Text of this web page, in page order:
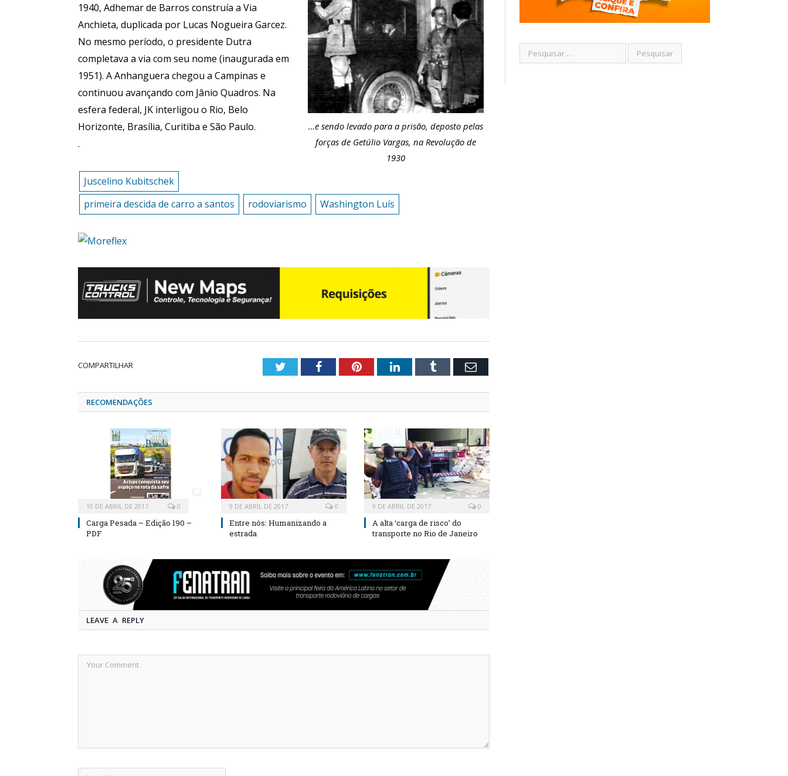
…e sendo levado para a prisão, deposto pelas
forças de Getúlio Vargas, na Revolução de
1930
1940, Adhemar de Barros construía a Via
Anchieta, duplicada por Lucas Nogueira Garcez.
No mesmo período, o presidente Dutra
completava a via com seu nome (inaugurada em
1951). A Anhanguera chegou a Campinas e
continuou avançando com Jânio Quadros. Na
esfera federal, JK interligou o Rio, Belo
Horizonte, Brasília, Curitiba e São Paulo.
.
Juscelino Kubitschek
primeira descida de carro a santos
rodoviarismo Washington Luís
COMPARTILHAR TwitterFacebookPinterestLinkedInTumblr Email
RECOMENDAÇÕES
10 DE ABRIL DE 2017 0
Carga Pesada – Edição 190 –
PDF
9 DE ABRIL DE 2017 0
Entre nós: Humanizando a
estrada
9 DE ABRIL DE 2017 0
A alta ‘carga de risco’ do
transporte no Rio de Janeiro
LEAVE A REPLY